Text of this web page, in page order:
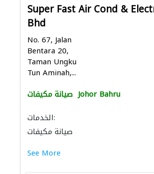
Super Fast Air Cond &
Bhd
No. 67, Jalan
Bentara 20,
Taman Ungku
Tun Aminah,...
صيانة مكيفات Johor Bahru
الخدمات:
صيانة مكيفات
See More